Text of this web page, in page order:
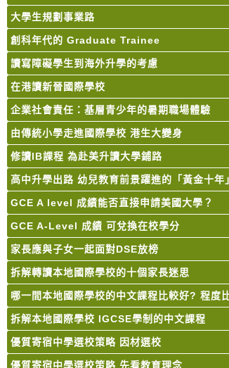
大學生規劃事業路
創科年代的 Graduate Trainee
讀寫障礙學生到海外升學的考慮
在港讀新晉國際學校
企業社會責任：基層青少年的暑期職場體驗
由傳統小學走進國際學校 港生大變身
修讀IB課程 為赴美升讀大學鋪路
高中升學出路 幼兒教育前景躍進的「黃金十年」
GCE A level 成績能否直接申請美國大學？
GCE A-Level 成績 可兌換在校學分
家長應與子女一起面對DSE放榜
拆解轉讀本地國際學校的十個家長迷思
哪一間本地國際學校的中文課程比較好? 程度
拆解本地國際學校 IGCSE學制的中文課程
優質寄宿中學選校策略 因材選校
優質寄宿中學選校策略 先看教育理念